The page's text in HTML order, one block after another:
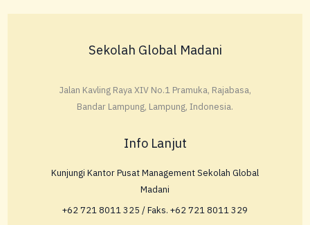
Sekolah Global Madani
Jalan Kavling Raya XIV No.1 Pramuka, Rajabasa,
Bandar Lampung, Lampung, Indonesia.
Info Lanjut
Kunjungi Kantor Pusat Management Sekolah Global
Madani
+62 721 8011 325 / Faks. +62 721 8011 329